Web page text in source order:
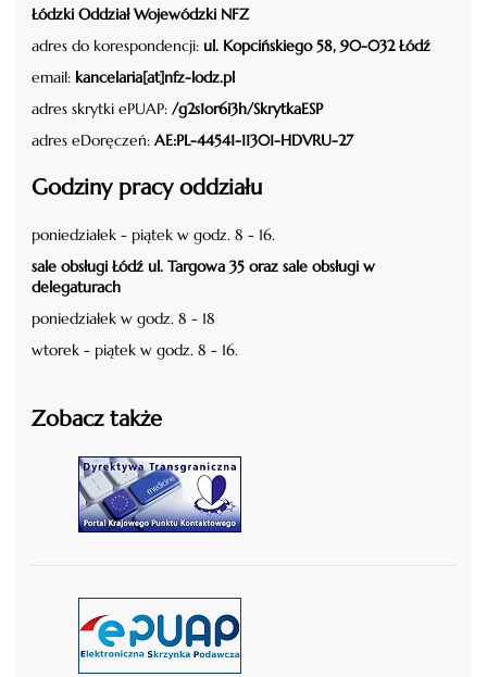
Łódzki Oddział Wojewódzki NFZ
adres do korespondencji: ul. Kopcińskiego 58, 90-032 Łódź
email: kancelaria[at]nfz-lodz.pl
adres skrytki ePUAP: /g2s1or6i3h/SkrytkaESP
adres eDoręczeń: AE:PL-44541-11301-HDVRU-27
Godziny pracy oddziału
poniedziałek - piątek w godz. 8 - 16.
sale obsługi Łódź ul. Targowa 35 oraz sale obsługi w
delegaturach
poniedziałek w godz. 8 - 18
wtorek - piątek w godz. 8 - 16.
Zobacz także
czytaj więcej
czytaj więcej